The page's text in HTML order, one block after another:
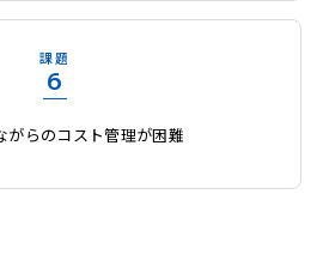
課題
6
がらのコスト管理が困難